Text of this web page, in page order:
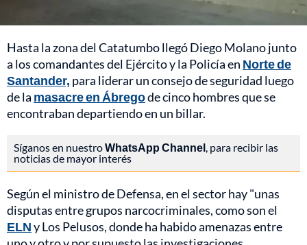
Hasta la zona del Catatumbo llegó Diego Molano junto
a los comandantes del Ejército y la Policía en Norte de
Santander, para liderar un consejo de seguridad luego
de la masacre en Ábregode cinco hombres que se
encontraban departiendo en un billar.
Síganos en nuestroWhatsApp Channel , para recibir las
noticias de mayor interés
Según el ministro de Defensa, en el sector hay "unas
disputas entre grupos narcocriminales, como son el
ELNy Los Pelusos, donde ha habido amenazas entre